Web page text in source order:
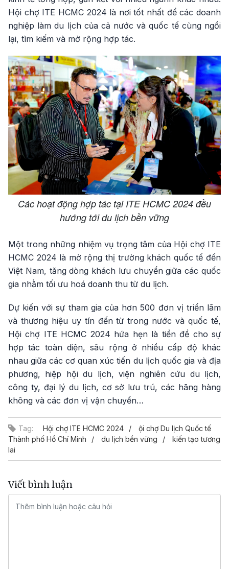
Hội chợ ITE HCMC 2024 là nơi tốt nhất để các doanh
nghiệp làm du lịch của cả nước và quốc tế cùng ngồi
lại, tìm kiếm và mở rộng hợp tác.
Các hoạt động hợp tác tại ITE HCMC 2024 đều
hướng tới du lịch bền vững
Một trong những nhiệm vụ trọng tâm của Hội chợ ITE
HCMC 2024 là mở rộng thị trường khách quốc tế đến
Việt Nam, tăng dòng khách lưu chuyển giữa các quốc
gia nhằm tối ưu hoá doanh thu từ du lịch.
Dự kiến với sự tham gia của hơn 500 đơn vị triển lãm
và thương hiệu uy tín đến từ trong nước và quốc tế,
Hội chợ ITE HCMC 2024 hứa hẹn là tiền đề cho sự
hợp tác toàn diện, sâu rộng ở nhiều cấp độ khác
nhau giữa các cơ quan xúc tiến du lịch quốc gia và địa
phương, hiệp hội du lịch, viện nghiên cứu du lịch,
công ty, đại lý du lịch, cơ sở lưu trú, các hãng hàng
không và các đơn vị vận chuyển…
Tag: Hội chợ ITE HCMC 2024
ội chợ Du lịch Quốc tế
Thành phố Hồ Chí Minh
du lịch bền vững
kiến tạo tương
lai
Viết bình luận